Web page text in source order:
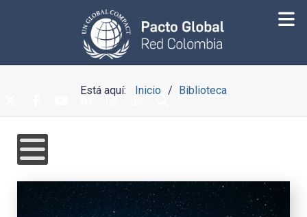
Está aquí: Inicio Biblioteca